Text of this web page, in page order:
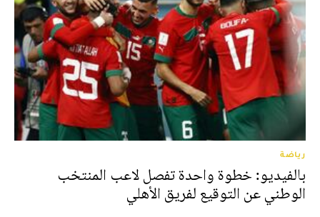
رياضة
بالفيديو: خطوة واحدة تفصل لاعب المنتخب
الوطني عن التوقيع لفريق الأهلي